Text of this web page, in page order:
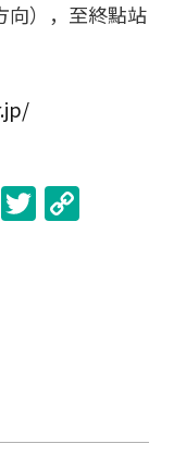
向），至終點站
Twitter
Copy